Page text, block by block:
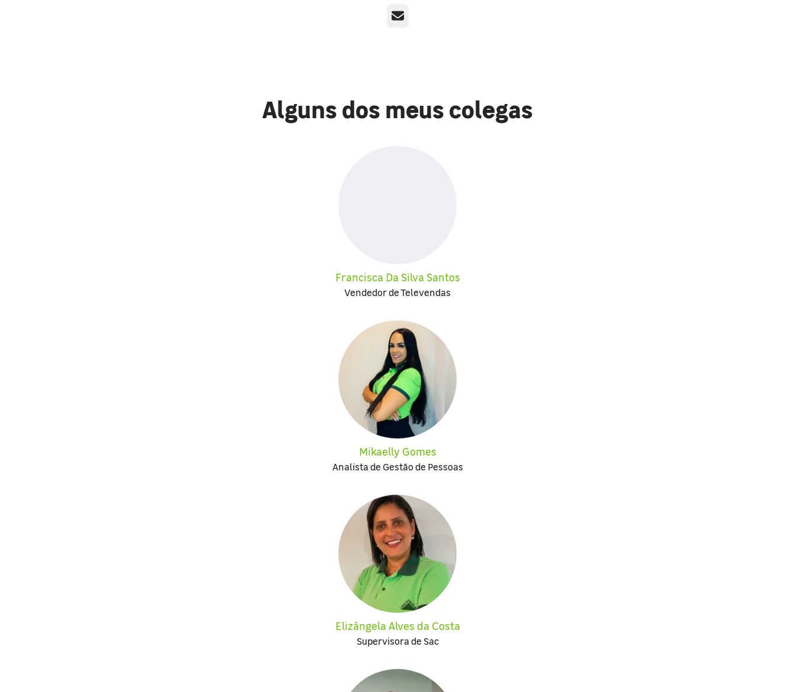
E-mail
Alguns dos meus colegas
Francisca Da Silva Santos
Vendedor de Televendas
Mikaelly Gomes
Analista de Gestão de Pessoas
Elizângela Alves da Costa
Supervisora de Sac